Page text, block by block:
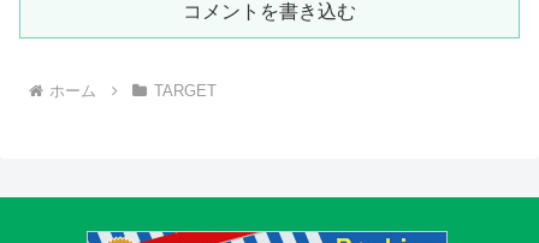
コメントを書き込む
ホーム TARGET